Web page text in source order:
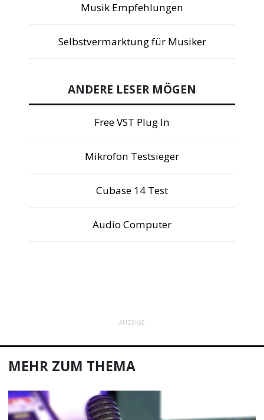
Musik Empfehlungen
Selbstvermarktung für Musiker
ANDERE LESER MÖGEN
Free VST Plug In
Mikrofon Testsieger
Cubase 14 Test
Audio Computer
ANZEIGE
MEHR ZUM THEMA